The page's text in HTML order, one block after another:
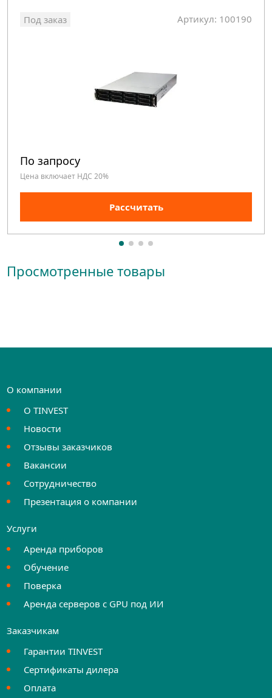
Под заказ Артикул: 100190
По запросу
Цена включает НДС 20%
Рассчитать
Просмотренные товары
О компании
О TINVEST
Новости
Отзывы заказчиков
Вакансии
Сотрудничество
Презентация о компании
Услуги
Аренда приборов
Обучение
Поверка
Аренда серверов с GPU под ИИ
Заказчикам
Гарантии TINVEST
Сертификаты дилера
Оплата